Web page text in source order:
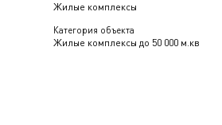
Жилые комплексы
Категория объекта
Жилые комплексы до 50 000 м.кв